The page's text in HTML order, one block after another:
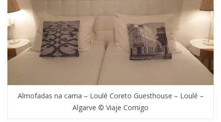
Almofadas na cama – Loulé Coreto Guesthouse – Loulé –
Algarve © Viaje Comigo